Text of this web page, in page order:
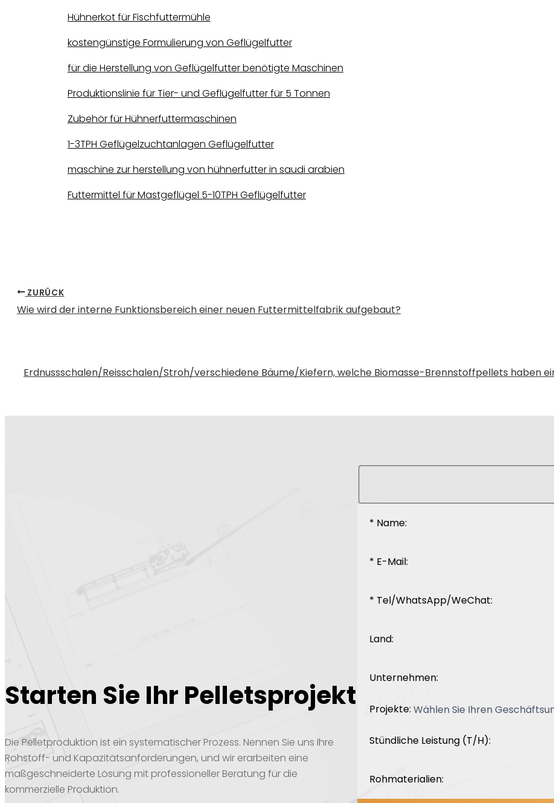
Hühnerkot für Fischfuttermühle
kostengünstige Formulierung von Geflügelfutter
für die Herstellung von Geflügelfutter benötigte Maschinen
Produktionslinie für Tier- und Geflügelfutter für 5 Tonnen
Zubehör für Hühnerfuttermaschinen
1-3TPH Geflügelzuchtanlagen Geflügelfutter
maschine zur herstellung von hühnerfutter in saudi arabien
Futtermittel für Mastgeflügel 5-10TPH Geflügelfutter
ZURÜCK
Wie wird der interne Funktionsbereich einer neuen Futtermittelfabrik aufgebaut?
Erdnussschalen/Reisschalen/Stroh/verschiedene Bäume/Kiefern, welche Biomasse-Brennstoffpellets haben
Starten Sie Ihr Pelletsprojekt
Die Pelletproduktion ist ein systematischer Prozess. Nennen Sie uns Ihre
Rohstoff- und Kapazitätsanforderungen, und wir erarbeiten eine
maßgeschneiderte Lösung mit professioneller Beratung für die
kommerzielle Produktion.
* Name:
* E-Mail:
* Tel/WhatsApp/WeChat:
Land:
Unternehmen:
Projekte:
Stündliche Leistung (T/H):
Rohmaterialien: